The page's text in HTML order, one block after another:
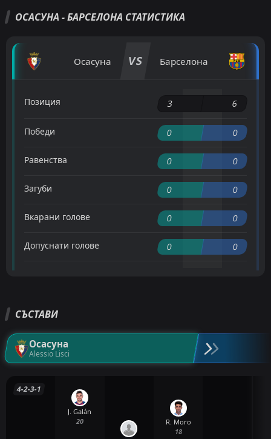
ОСАСУНА - БАРСЕЛОНА СТАТИСТИКА
Осасуна VS Барселона
Позиция 3 6
Победи 0 0
Равенства 0 0
Загуби 0 0
Вкарани голове 0 0
Допуснати голове 0 0
СЪСТАВИ
Осасуна
Alessio Lisci
4-2-3-1
J. Galán
20
R. Moro
18